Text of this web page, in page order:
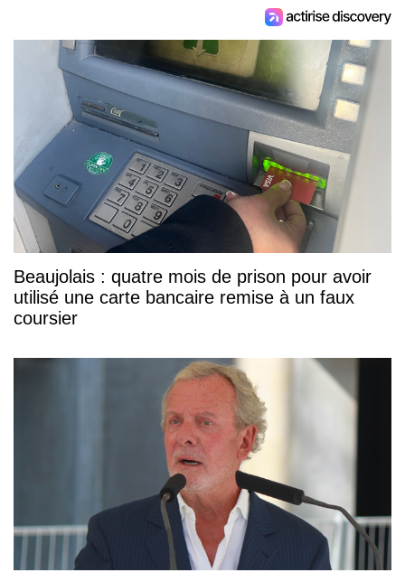
Beaujolais : quatre mois de prison pour avoir
utilisé une carte bancaire remise à un faux
coursier